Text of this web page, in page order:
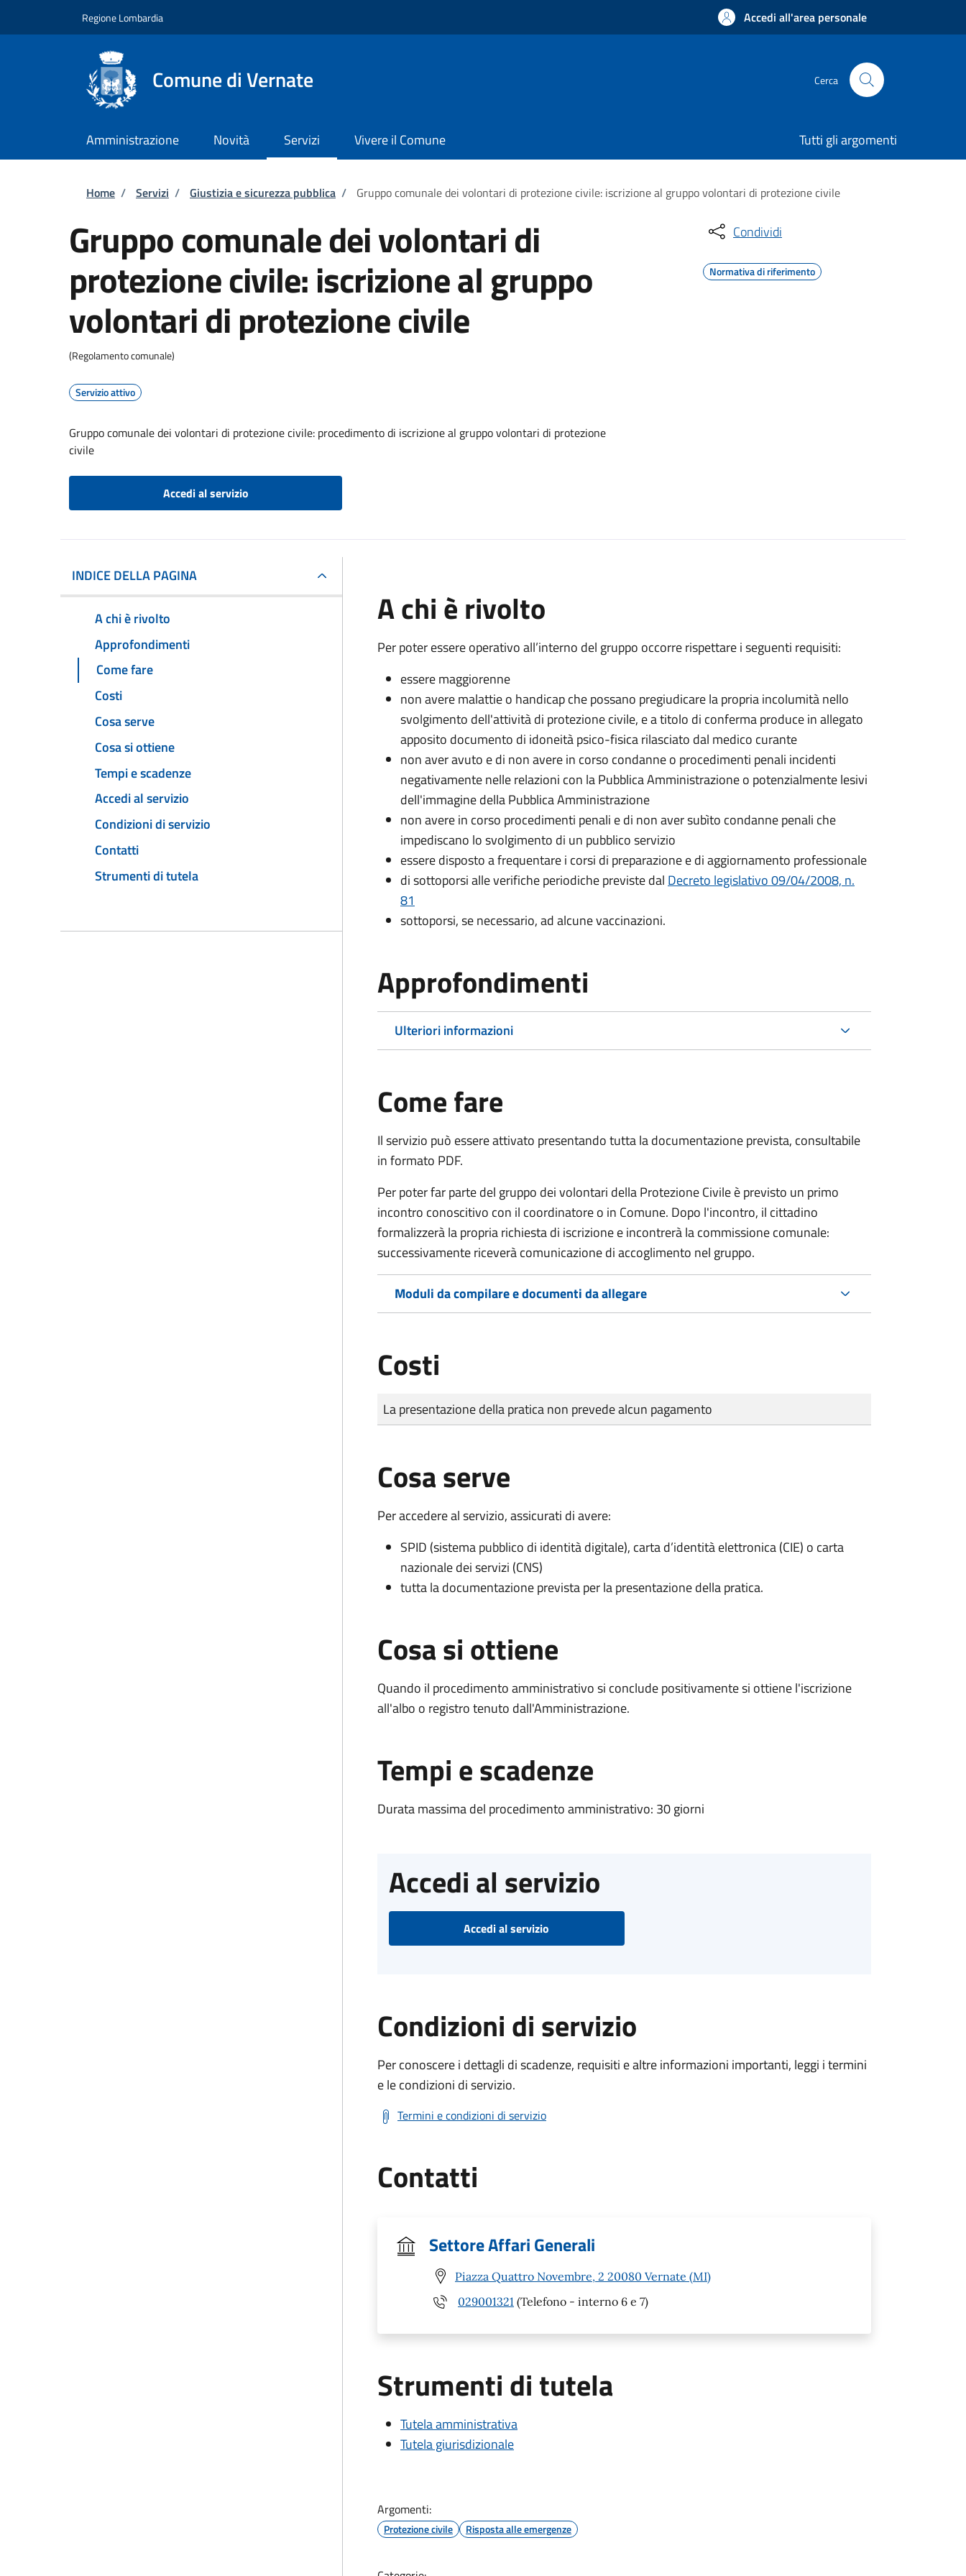
Regione Lombardia Accedi all'area personale
Comune di Vernate Cerca
Amministrazione Novità Servizi Vivere il Comune Tutti gli argomenti
Briciole di pane
Home / Servizi / Giustizia e sicurezza pubblica / Gruppo comunale dei volontari di protezione civile: iscrizione al gruppo volontari di protezione civile
Gruppo comunale dei volontari di
protezione civile: iscrizione al gruppo
volontari di protezione civile
(Regolamento comunale)
Servizio attivo
Gruppo comunale dei volontari di protezione civile: procedimento di iscrizione al gruppo volontari di protezione
civile
Accedi al servizio
Condividi
Normativa di riferimento
INDICE DELLA PAGINA
A chi è rivolto
Approfondimenti
Come fare
Costi
Cosa serve
Cosa si ottiene
Tempi e scadenze
Accedi al servizio
Condizioni di servizio
Contatti
Strumenti di tutela
A chi è rivolto
Per poter essere operativo all’interno del gruppo occorre rispettare i seguenti requisiti:
essere maggiorenne
non avere malattie o handicap che possano pregiudicare la propria incolumità nello
svolgimento dell'attività di protezione civile, e a titolo di conferma produce in allegato
apposito documento di idoneità psico-fisica rilasciato dal medico curante
non aver avuto e di non avere in corso condanne o procedimenti penali incidenti
negativamente nelle relazioni con la Pubblica Amministrazione o potenzialmente lesivi
dell'immagine della Pubblica Amministrazione
non avere in corso procedimenti penali e di non aver subìto condanne penali che
impediscano lo svolgimento di un pubblico servizio
essere disposto a frequentare i corsi di preparazione e di aggiornamento professionale
di sottoporsi alle verifiche periodiche previste dal Decreto legislativo 09/04/2008, n.
81
sottoporsi, se necessario, ad alcune vaccinazioni.
Approfondimenti
Ulteriori informazioni
Come fare
Il servizio può essere attivato presentando tutta la documentazione prevista, consultabile
in formato PDF.
Per poter far parte del gruppo dei volontari della Protezione Civile è previsto un primo
incontro conoscitivo con il coordinatore o in Comune. Dopo l'incontro, il cittadino
formalizzerà la propria richiesta di iscrizione e incontrerà la commissione comunale:
successivamente riceverà comunicazione di accoglimento nel gruppo.
Moduli da compilare e documenti da allegare
Costi
Tipo di pagamento
Importo
La presentazione della pratica non prevede alcun pagamento
Cosa serve
Per accedere al servizio, assicurati di avere:
SPID (sistema pubblico di identità digitale), carta d’identità elettronica (CIE) o carta
nazionale dei servizi (CNS)
tutta la documentazione prevista per la presentazione della pratica.
Cosa si ottiene
Quando il procedimento amministrativo si conclude positivamente si ottiene l'iscrizione
all'albo o registro tenuto dall'Amministrazione.
Tempi e scadenze
Durata massima del procedimento amministrativo: 30 giorni
Accedi al servizio
Accedi al servizio
Condizioni di servizio
Per conoscere i dettagli di scadenze, requisiti e altre informazioni importanti, leggi i termini
e le condizioni di servizio.
Termini e condizioni di servizio
Contatti
Settore Affari Generali
Piazza Quattro Novembre, 2 20080 Vernate (MI)
029001321 (Telefono - interno 6 e 7)
Strumenti di tutela
Tutela amministrativa
Tutela giurisdizionale
Argomenti:
Protezione civile Risposta alle emergenze